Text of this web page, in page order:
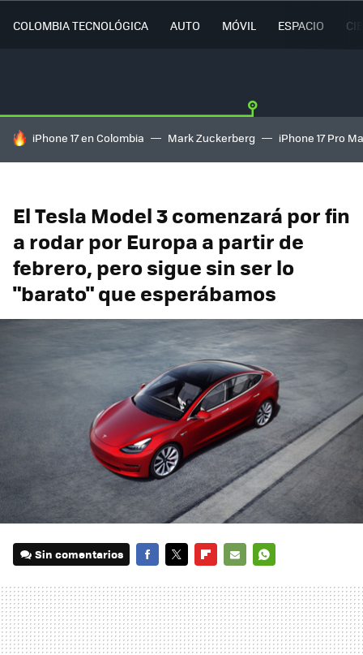
COLOMBIA TECNOLÓGICA AUTO MÓVIL ESPACIO
HOY SE HABLA DE
iPhone 17 en Colombia Mark Zuckerberg iPhone 17 Pro
El Tesla Model 3 comenzará por fin
a rodar por Europa a partir de
febrero, pero sigue sin ser lo
"barato" que esperábamos
Sin comentarios
MAIL